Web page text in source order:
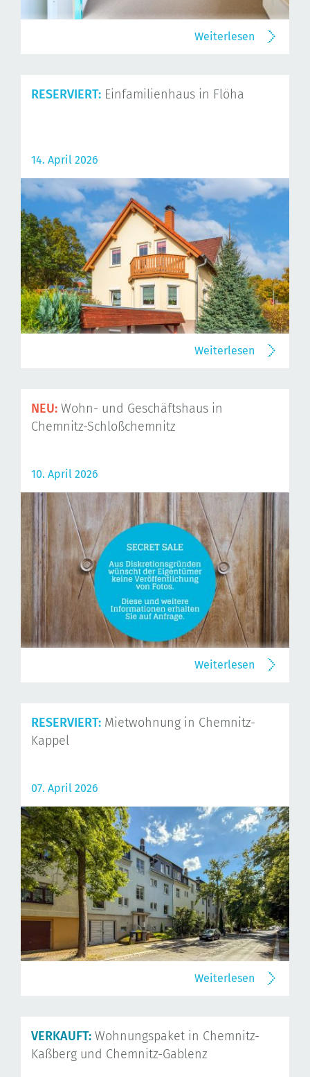
Weiterlesen
RESERVIERT: Einfamilienhaus in Flöha
14. April 2026
Weiterlesen
NEU: Wohn- und Geschäftshaus in
Chemnitz-Schloßchemnitz
10. April 2026
Weiterlesen
RESERVIERT: Mietwohnung in Chemnitz-
Kappel
07. April 2026
Weiterlesen
VERKAUFT: Wohnungspaket in Chemnitz-
Kaßberg und Chemnitz-Gablenz